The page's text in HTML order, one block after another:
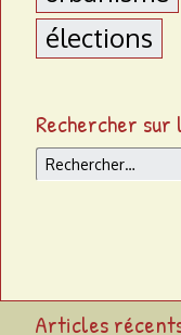
élections
Rechercher sur
Rechercher
Articles